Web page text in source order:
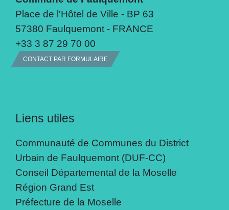
Place de l'Hôtel de Ville - BP 63
57380 Faulquemont - FRANCE
+33 3 87 29 70 00
CONTACT PAR FORMULAIRE
Liens utiles
Communauté de Communes du District
Urbain de Faulquemont (DUF-CC)
Conseil Départemental de la Moselle
Région Grand Est
Préfecture de la Moselle